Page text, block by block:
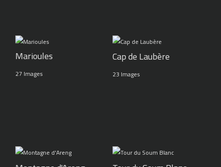
Marioules
27 Images
Cap de Laubère
23 Images